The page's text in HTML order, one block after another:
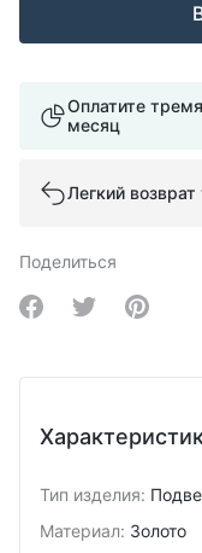
Оплатите
месяц
Легкий возврат
Поделиться
Share on Facebook
Share onShare
Тип изделия:
Материал: Золото